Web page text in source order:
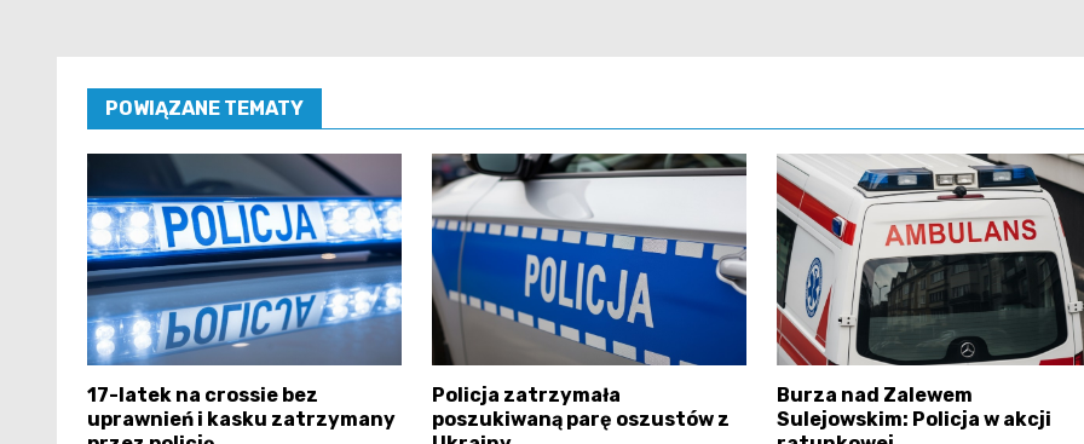
POWIĄZANE TEMATY
17-latek na crossie bez
uprawnień i kasku zatrzymany
Policja zatrzymała
poszukiwaną parę oszustów z
Burza nad Zalewem
Sulejowskim: Policja w akcji